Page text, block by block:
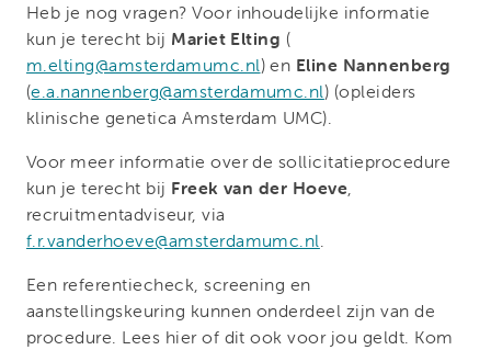
Heb je nog vragen? Voor inhoudelijke informatie
kun je terecht bij Mariet Elting (
m.elting@amsterdamumc.nl) en Eline Nannenberg
(e.a.nannenberg@amsterdamumc.nl) (opleiders
klinische genetica Amsterdam UMC).
Voor meer informatie over de sollicitatieprocedure
kun je terecht bij Freek van der Hoeve,
recruitmentadviseur, via
f.r.vanderhoeve@amsterdamumc.nl.
Een referentiecheck, screening en
aanstellingskeuring kunnen onderdeel zijn van de
procedure. Lees hier of dit ook voor jou geldt. Kom